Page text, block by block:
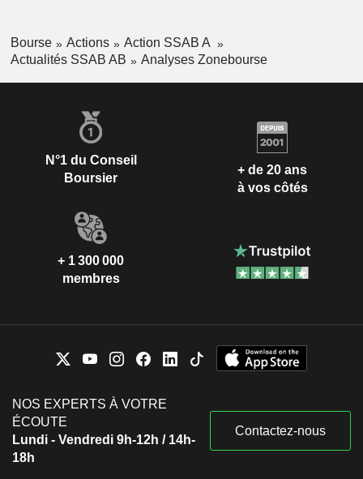
Bourse Actions
Action SSAB A
Actualités SSAB AB
Analyses Zonebourse
N°1 du Conseil
Boursier
+ de 20 ans
à vos côtés
+ 1 300 000
membres
NOS EXPERTS À VOTRE
ÉCOUTE
Lundi - Vendredi 9h-12h / 14h-
18h
Contactez-nous